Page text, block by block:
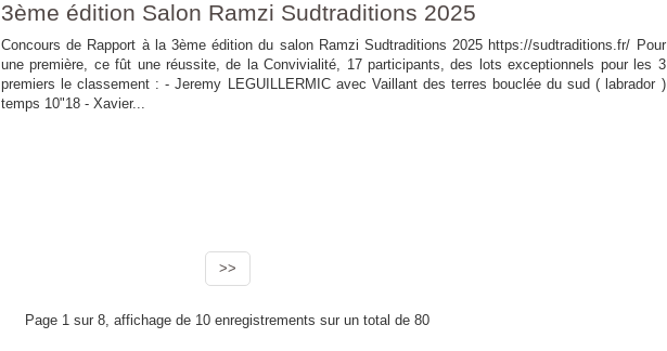
3ème édition Salon Ramzi Sudtraditions 2025
Concours de Rapport à la 3ème édition du salon Ramzi Sudtraditions 2025 https://sudtraditions.fr/ Pour
une première, ce fût une réussite, de la Convivialité, 17 participants, des lots exceptionnels pour les 3
premiers le classement : - Jeremy LEGUILLERMIC avec Vaillant des terres bouclée du sud ( labrador )
temps 10"18 - Xavier...
>>
Page 1 sur 8, affichage de 10 enregistrements sur un total de 80